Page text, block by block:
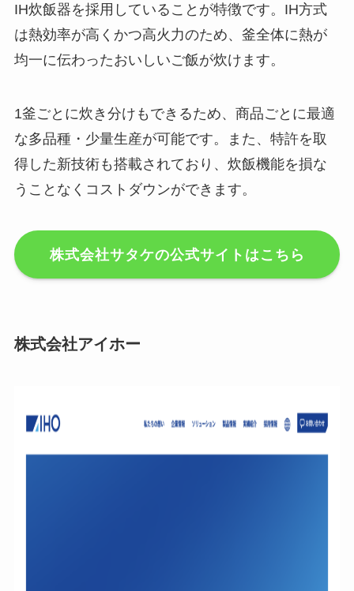
IH炊飯器を採用していることが特徴です。IH方式
は熱効率が高くかつ高火力のため、釜全体に熱が
均一に伝わったおいしいご飯が炊けます。
1釜ごとに炊き分けもできるため、商品ごとに最適
な多品種・少量生産が可能です。また、特許を取
得した新技術も搭載されており、炊飯機能を損な
うことなくコストダウンができます。
株式会社サタケの公式サイトはこちら
株式会社アイホー